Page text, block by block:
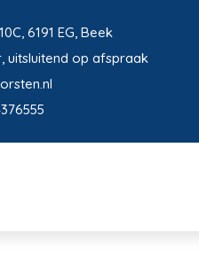
6191 EG, Beek
uitsluitend op afspraak